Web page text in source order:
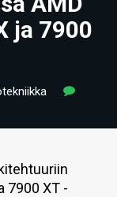
ja 7900
7900 XT -